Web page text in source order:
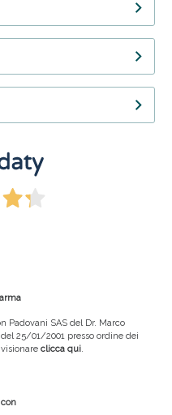
Padovani SAS del Dr. Marco
25/01/2001 presso ordine dei
clicca qui.